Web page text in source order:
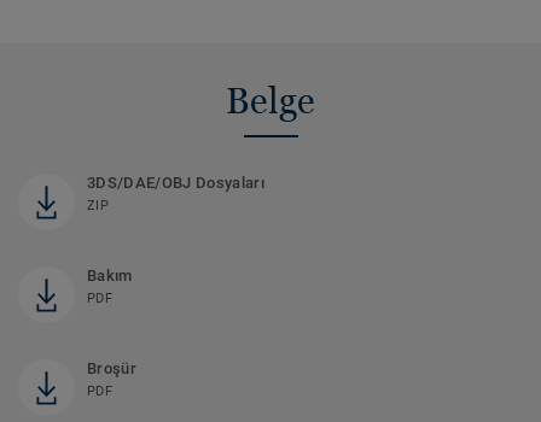
Belge
3DS/DAE/OBJ Dosyaları
ZIP
Bakım
PDF
Broşür
PDF